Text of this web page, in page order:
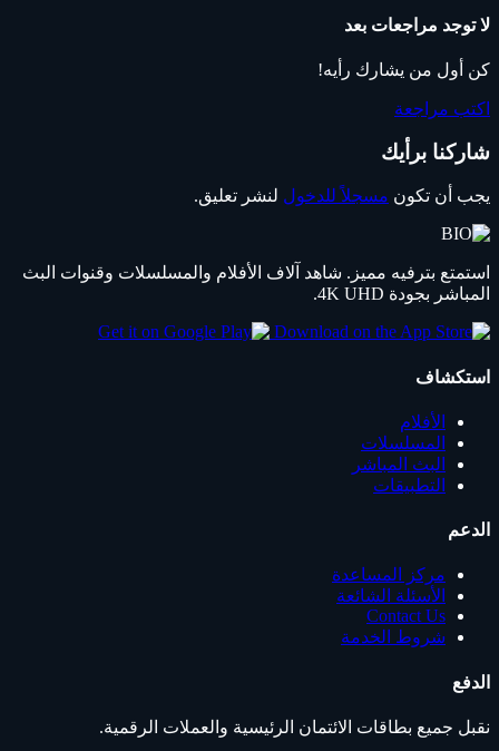
لا توجد مراجعات بعد
كن أول من يشارك رأيه!
اكتب مراجعة
شاركنا برأيك
يجب أن تكون مسجلاً للدخول لنشر تعليق.
استمتع بترفيه مميز. شاهد آلاف الأفلام والمسلسلات وقنوات البث
المباشر بجودة 4K UHD.
استكشاف
الأفلام
المسلسلات
البث المباشر
التطبيقات
الدعم
مركز المساعدة
الأسئلة الشائعة
Contact Us
شروط الخدمة
الدفع
نقبل جميع بطاقات الائتمان الرئيسية والعملات الرقمية.